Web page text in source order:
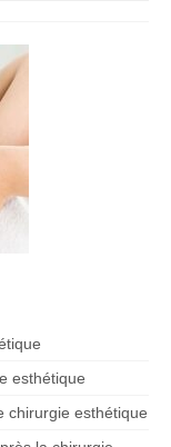
esthétique
chirurgie esthétique